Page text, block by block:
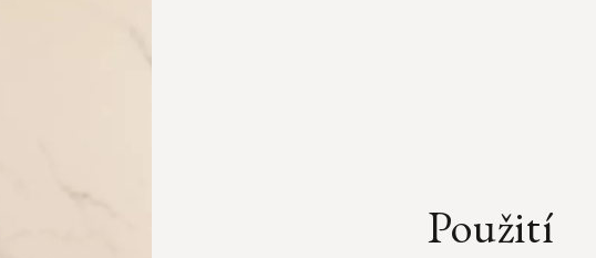
Použití